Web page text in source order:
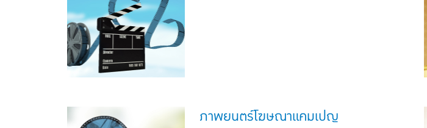
ภาพยนตร์โฆษณาแคมเปญ